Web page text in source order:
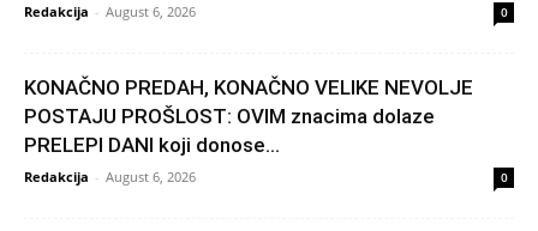
Redakcija - August 6, 2026 0
KONAČNO PREDAH, KONAČNO VELIKE NEVOLJE
POSTAJU PROŠLOST: OVIM znacima dolaze
PRELEPI DANI koji donose...
Redakcija - August 6, 2026 0